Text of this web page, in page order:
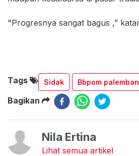
"Progresnya sangat bagus ,”
Tags Sidak Bbpom
Bagikan
Nila Ertina
Lihat semua artikel